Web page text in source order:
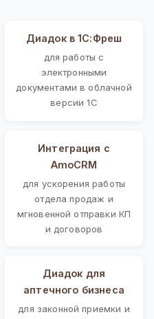
Диадок в 1С:Фреш
для работы с
электронными
документами в облачной
версии 1С
Интеграция с
AmoCRM
для ускорения работы
отдела продаж и
мгновенной отправки КП
и договоров
Диадок для
аптечного бизнеса
для законной приемки и